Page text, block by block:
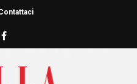
il giusto